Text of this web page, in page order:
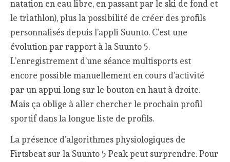
natation en eau libre, en passant par le ski de fond et
le triathlon), plus la possibilité de créer des profils
personnalisés depuis l’appli Suunto. C’est une
évolution par rapport à la Suunto 5.
L’enregistrement d’une séance multisports est
encore possible manuellement en cours d’activité
par un appui long sur le bouton en haut à droite.
Mais ça oblige à aller chercher le prochain profil
sportif dans la longue liste de profils.
La présence d’algorithmes physiologiques de
Firtsbeat sur la Suunto 5 Peak peut surprendre. Pour